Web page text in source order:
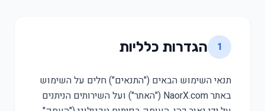
1 הגדרות כלליות
תנאי השימוש הבאים ("התנאים") חלים על השימוש
באתר NaorX.com ("האתר") ועל השירותים הניתנים